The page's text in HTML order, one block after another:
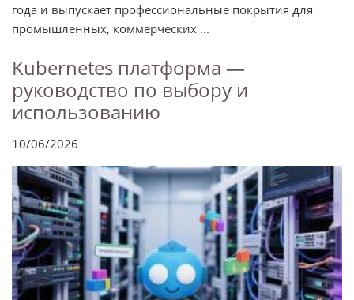
года и выпускает профессиональные покрытия для
промышленных, коммерческих ...
Kubernetes платформа —
руководство по выбору и
использованию
10/06/2026